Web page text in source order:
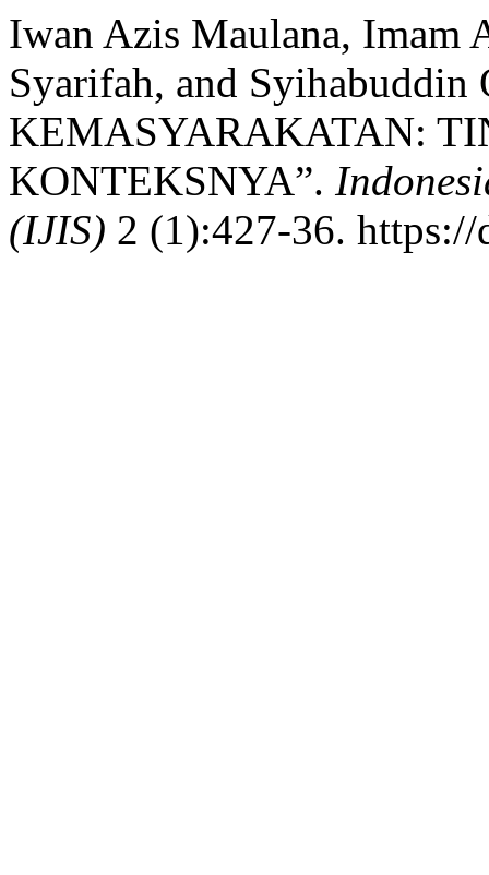
Iwan Azis Maulana, Imam
Syarifah, and
KEMASYARAKATAN:
KONTEKSNYA”.
(IJIS) 2 (1):427-36.